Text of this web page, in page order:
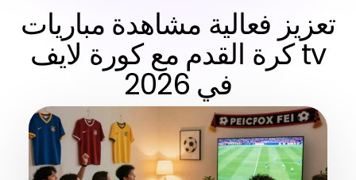
تعزيز فعالية مشاهدة مباريات
كرة القدم مع كورة لايف tv
في 2026